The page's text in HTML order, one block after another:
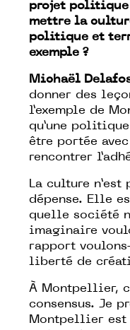
projet
mettre la
politique et
exemple ?
Michaël
donner des
l’exemple de
qu’une
être portée
rencontrer
La culture n’est
dépense. Elle
quelle société
imaginaire
rapport
liberté de
À Montpellier,
consensus. Je
Montpellier